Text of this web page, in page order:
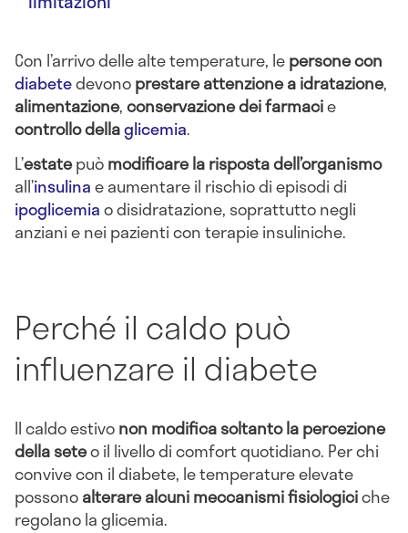
Con l’arrivo delle alte temperature, lepersone con
diabetedevonoprestare attenzione a idratazione,
alimentazione,conservazione dei farmacie
controllo dellaglicemia.
L’estatepuòmodificare la risposta dell’organismo
all’insulinae aumentare il rischio di episodi di
ipoglicemiao disidratazione, soprattutto negli
anziani e nei pazienti con terapie insuliniche.
Perché il caldo può
influenzare il diabete
Il caldo estivonon modifica soltanto la percezione
della seteo il livello di comfort quotidiano. Per chi
convive con il diabete, le temperature elevate
possonoalterare alcuni meccanismi fisiologiciche
regolano la glicemia.